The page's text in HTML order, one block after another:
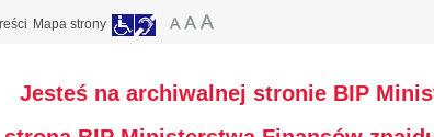
Mapa strony
Jesteś na archiwalnej stronie BIP